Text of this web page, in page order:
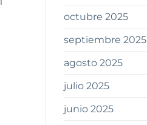
octubre 2025
septiembre 2025
agosto 2025
julio 2025
junio 2025